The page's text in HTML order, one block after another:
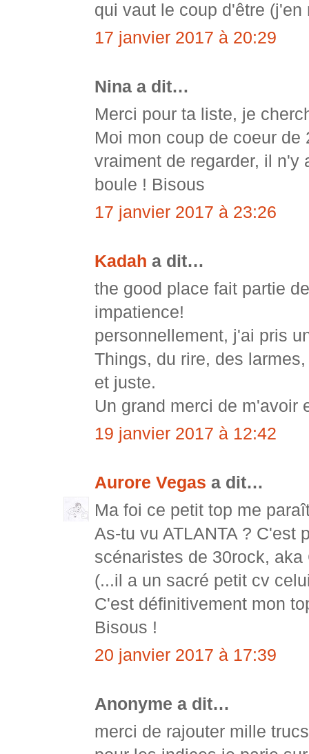
qui vaut le coup d'être
17 janvier 2017 à 20:29
Nina a dit…
Merci pour ta liste, je
Moi mon coup de coeur
vraiment de regarder, il n'y
boule ! Bisous
17 janvier 2017 à 23:26
Kadah a dit…
the good place fait partie
impatience!
personnellement, j'ai pris
Things, du rire, des
et juste.
Un grand merci de m'avoir
19 janvier 2017 à 12:42
Aurore Vegas a dit…
Ma foi ce petit top me
As-tu vu ATLANTA ? C'est
scénaristes de 30rock,
(...il a un sacré petit cv
C'est définitivement mon
Bisous !
20 janvier 2017 à 17:39
Anonyme a dit…
merci de rajouter mille